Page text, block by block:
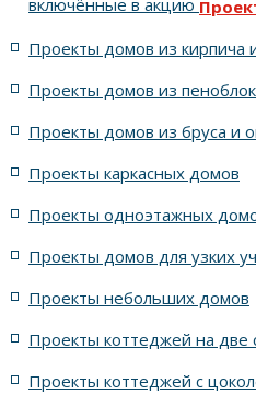
с кухней-столовой из
для ижс 16x16 метров
из кирпича Жемчуг (Керамейя)
Восьмикомнатные проекты
Проекты 2 этажных домов
включённые в акцию
Проекты домов из кирпича
Проекты домов из
Проекты домов из бруса и
Проекты каркасных домов
Проекты одноэтажных
Проекты домов для узких
Проекты небольших домов
Проекты коттеджей на две
Проекты коттеджей с